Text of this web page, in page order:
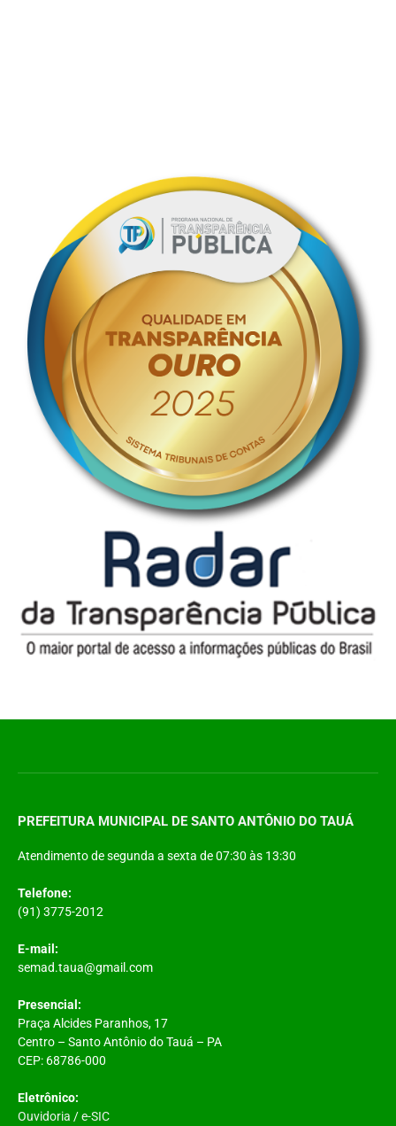
PREFEITURA MUNICIPAL DE SANTO ANTÔNIO DO TAUÁ
Atendimento de segunda a sexta de 07:30 às 13:30
Telefone:
(91) 3775-2012
E-mail:
semad.taua@gmail.com
Presencial:
Praça Alcides Paranhos, 17
Centro – Santo Antônio do Tauá – PA
CEP: 68786-000
Eletrônico:
Ouvidoria /e-SIC